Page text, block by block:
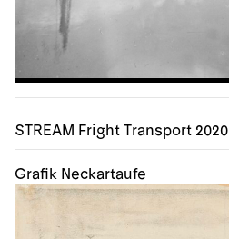
STREAM Fright Transport 2020
Grafik Neckartaufe